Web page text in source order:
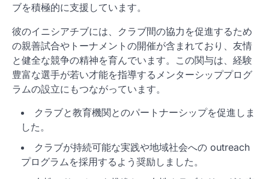
ブを積極的に支援しています。
彼のイニシアチブには、クラブ間の協力を促進するため
の親善試合やトーナメントの開催が含まれており、友情
と健全な競争の精神を育んでいます。この関与は、経験
豊富な選手が若い才能を指導するメンターシッププログ
ラムの設立にもつながっています。
クラブと教育機関とのパートナーシップを促進しま
した。
クラブが持続可能な実践や地域社会への outreach
プログラムを採用するよう奨励しました。